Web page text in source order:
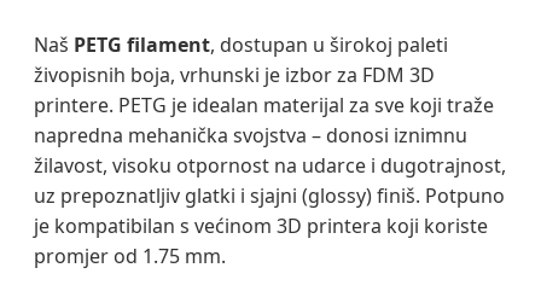
Naš PETG filament, dostupan u širokoj paleti
živopisnih boja, vrhunski je izbor za FDM 3D
printere. PETG je idealan materijal za sve koji traže
napredna mehanička svojstva – donosi iznimnu
žilavost, visoku otpornost na udarce i dugotrajnost,
uz prepoznatljiv glatki i sjajni (glossy) finiš. Potpuno
je kompatibilan s većinom 3D printera koji koriste
promjer od 1.75 mm.